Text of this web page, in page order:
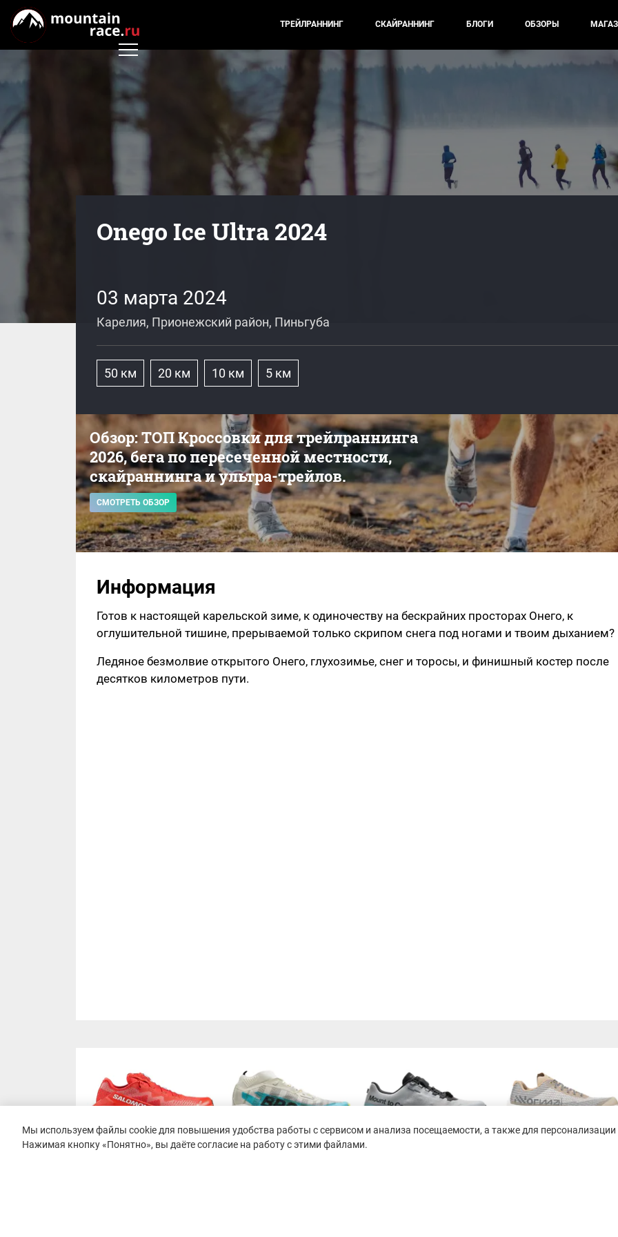
ТРЕЙЛРАННИНГ СКАЙРАННИНГ БЛОГИ ОБЗОРЫ
Onego Ice Ultra 2024
03 марта 2024
Карелия, Прионежский район, Пиньгуба
50 км 20 км 10 км 5 км
Обзор: ТОП Кроссовки для трейлраннинга
2026, бега по пересеченной местности,
скайраннинга и ультра-трейлов.
СМОТРЕТЬ ОБЗОР
Информация
Готов к настоящей карельской зиме, к одиночеству на бескрайних просторах Онего, к
оглушительной тишине, прерываемой только скрипом снега под ногами и твоим дыханием?
Ледяное безмолвие открытого Онего, глухозимье, снег и торосы, и финишный костер после
десятков километров пути.
Мы используем файлы cookie для повышения удобства работы с сервисом и анализа посещаемости, а также для персонализации
Нажимая кнопку «Понятно», вы даёте согласие на работу с этими файлами.